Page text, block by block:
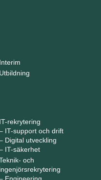
Interim
Utbildning
IT-rekrytering
IT-support och drift
Digital utveckling
IT-säkerhet
och
ingenjörsrekrytering